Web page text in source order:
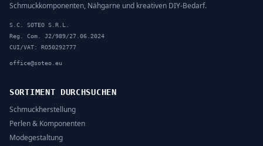
Schmuckkomponenten, Nähgarne und kreativen DIY-Bedarf.
S.C. SOTEO S.R.L.
Reg. Com. J2/989/27.06.2024
CUI/VAT: RO50292777
office@soteo.eu
SORTIMENT DURCHSUCHEN
Schmuckherstellung
Perlen & Komponenten
Modegestaltung